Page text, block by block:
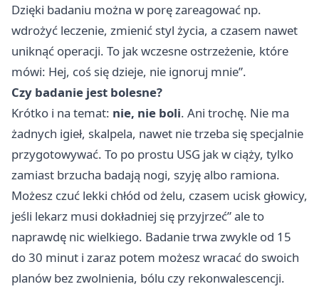
Dzięki badaniu można w porę zareagować np.
wdrożyć leczenie, zmienić styl życia, a czasem nawet
uniknąć operacji. To jak wczesne ostrzeżenie, które
mówi: Hej, coś się dzieje, nie ignoruj mnie”.
Czy badanie jest bolesne?
Krótko i na temat: nie, nie boli. Ani trochę. Nie ma
żadnych igieł, skalpela, nawet nie trzeba się specjalnie
przygotowywać. To po prostu USG jak w ciąży, tylko
zamiast brzucha badają nogi, szyję albo ramiona.
Możesz czuć lekki chłód od żelu, czasem ucisk głowicy,
jeśli lekarz musi dokładniej się przyjrzeć” ale to
naprawdę nic wielkiego. Badanie trwa zwykle od 15
do 30 minut i zaraz potem możesz wracać do swoich
planów bez zwolnienia, bólu czy rekonwalescencji.